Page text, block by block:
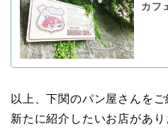
カフ
以上、下関のパン屋さんを
新たに紹介したいお店があ